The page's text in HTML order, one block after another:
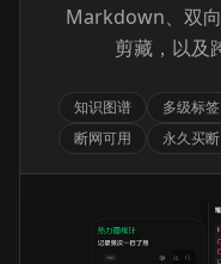
Markdown、双向
剪藏，以及
知识图谱 多级标签
断网可用
永久买断